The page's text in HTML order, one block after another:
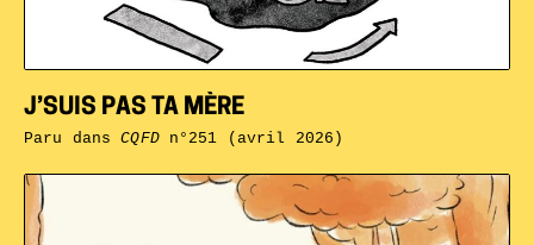
J’SUIS PAS TA MÈRE
Paru dansCQFDn°251 (avril 2026)